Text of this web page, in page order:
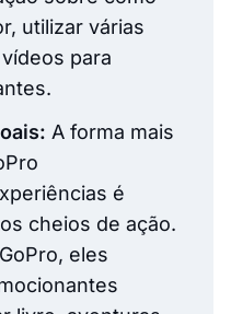
utilizar várias
para
A forma mais
é
cheios de ação.
eles